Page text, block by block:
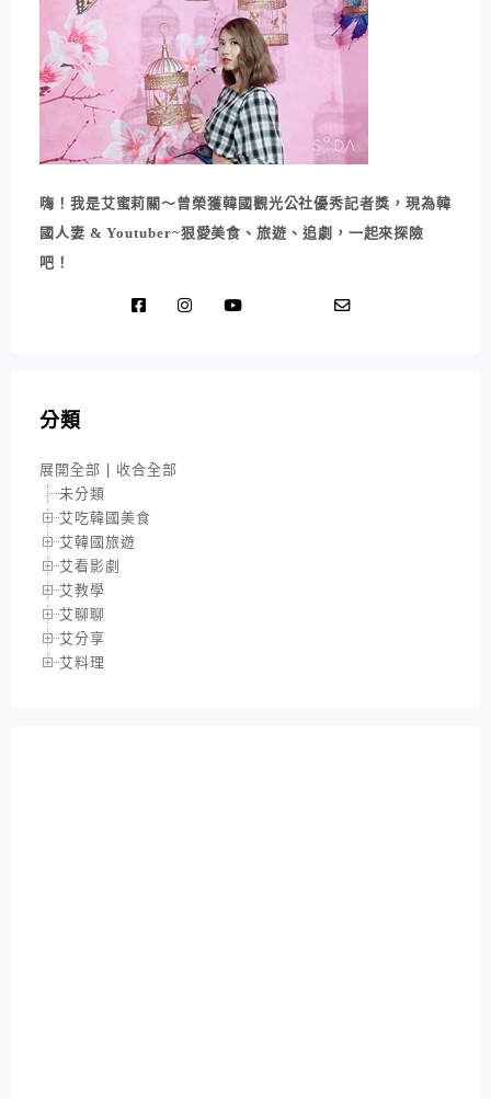
嗨！我是艾蜜莉關～曾榮獲韓國觀光公社優秀記者獎，現為韓
國人妻 & Youtuber~狠愛美食、旅遊、追劇，一起來探險
吧！
分類
展開全部 | 收合全部
未分類
艾吃韓國美食
艾韓國旅遊
艾看影劇
艾教學
艾聊聊
艾分享
艾料理